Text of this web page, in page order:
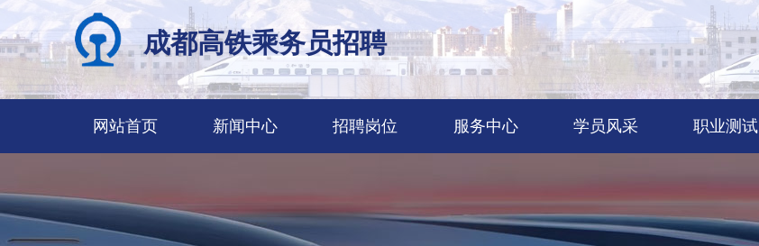
成都高铁乘务员招聘
网站首页 新闻中心 招聘岗位 服务中心 学员风采 职业测试